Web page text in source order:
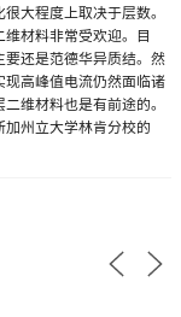
大程度上取决于层数。
材料非常受欢迎。目
还是范德华异质结。然
高峰值电流仍然面临诸
维材料也是有前途的。
州立大学林肯分校的